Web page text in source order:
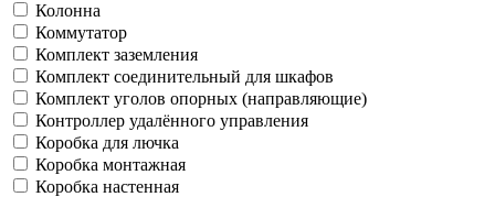
Колонна
Коммутатор
Комплект заземления
Комплект соединительный для шкафов
Комплект уголов опорных (направляющие)
Контроллер удалённого управления
Коробка для лючка
Коробка монтажная
Коробка настенная